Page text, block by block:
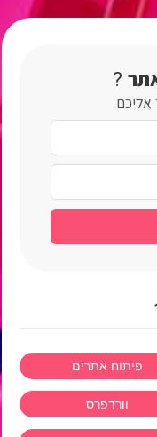
?
אליכם
פיתוח אתרים
וורדפרס